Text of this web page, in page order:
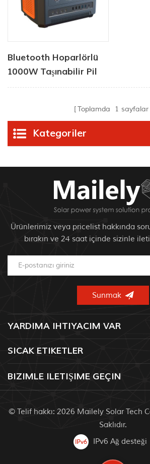
Bluetooth Hoparlörlü
1000W Taşınabilir Pil
İstasyonu
Toplamda 1 sayfalar
Kategoriler
Ürünlerimiz veya pricelist hakkında
bırakın ve 24 saat içinde sizinle
YARDIMA IHTIYACIM VAR
SICAK ETIKETLER
BIZIMLE ILETIŞIME GEÇIN
© Telif hakkı: 2026 Mailely Solar Tech
Saklıdır.
IPv6 Ağ desteği